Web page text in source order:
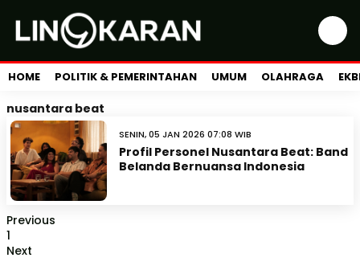
HOME POLITIK & PEMERINTAHAN UMUM OLAHRAGA
nusantara beat
SENIN, 05 JAN 2026 07:08 WIB
Profil Personel Nusantara Beat: Band
Belanda Bernuansa Indonesia
Previous
1
Next